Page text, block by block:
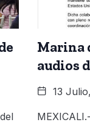
Marina
audios
13